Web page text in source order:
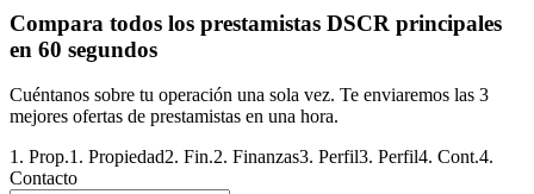
Compara todos los prestamistas DSCR principales
en 60 segundos
Cuéntanos sobre tu operación una sola vez. Te enviaremos las 3
mejores ofertas de prestamistas en una hora.
1 . Prop.1 . Propiedad2. Fin.2. Finanzas3. Perfil3. Perfil4. Cont.4.
Contacto